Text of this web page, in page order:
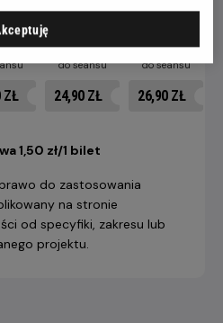
+ 8-13 dni
do seansu
4-7 dni
do seansu
ZŁ 24,90 ZŁ 26,90 ZŁ
1,50 zł/1 bilet
do zastosowania
na stronie
od specyfiki, zakresu lub
projektu.